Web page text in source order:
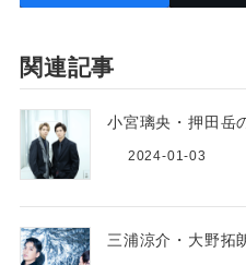
関連記事
小宮璃央・押田岳
2024-01-03
三浦涼介・大野拓